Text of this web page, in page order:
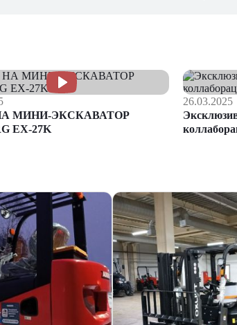
МИНИ-ЭКСКАВАТОР
EX-27K
26.03.2025